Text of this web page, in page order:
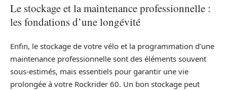
Le stockage et la maintenance professionnelle :
les fondations d’une longévité
Enfin, le stockage de votre vélo et la programmation d’une
maintenance professionnelle sont des éléments souvent
sous-estimés, mais essentiels pour garantir une vie
prolongée à votre Rockrider 60. Un bon stockage peut